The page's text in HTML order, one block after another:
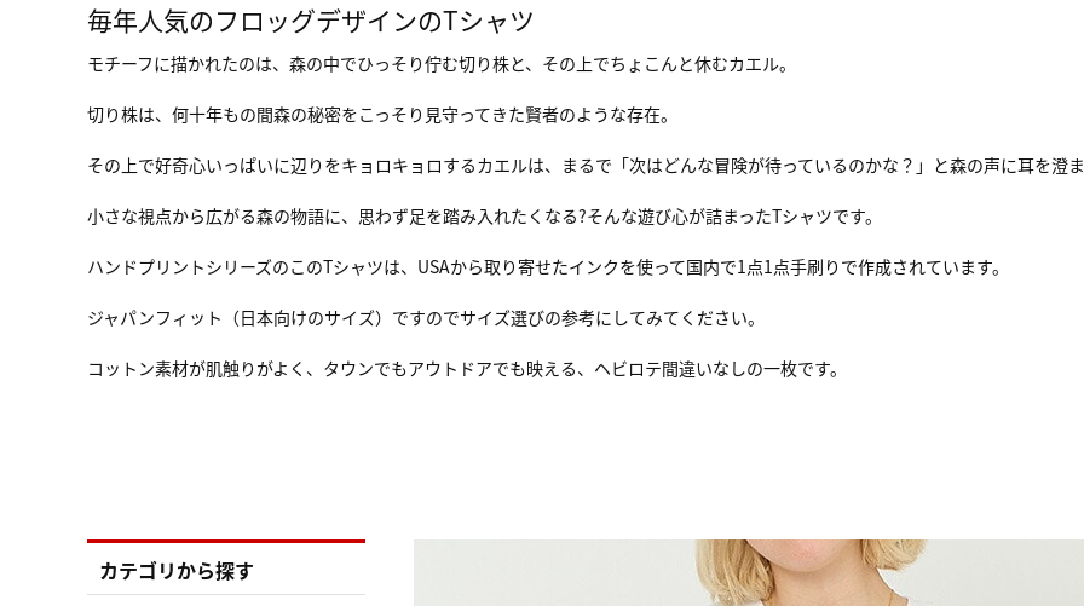
毎年人気のフロッグデザインのTシャツ
モチーフに描かれたのは、森の中でひっそり佇む切り株と、その上でちょこんと休むカエル。
切り株は、何十年もの間森の秘密をこっそり見守ってきた賢者のような存在。
その上で好奇心いっぱいに辺りをキョロキョロするカエルは、まるで「次はどんな冒険が待っているのかな？」と森の声に耳を澄ま
小さな視点から広がる森の物語に、思わず足を踏み入れたくなる?そんな遊び心が詰まったTシャツです。
ハンドプリントシリーズのこのTシャツは、USAから取り寄せたインクを使って国内で1点1点手刷りで作成されています。
ジャパンフィット（日本向けのサイズ）ですのでサイズ選びの参考にしてみてください。
コットン素材が肌触りがよく、タウンでもアウトドアでも映える、ヘビロテ間違いなしの一枚です。
カテゴリから探す